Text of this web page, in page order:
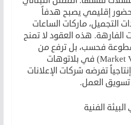
إقليمي يصبح هدفاً
التجميل، ماركات الساعات
الفارهة. هذه العقود لا تمنح
فحسب، بل ترفع من
قيمته السوقية (Market Value) في بلاتوهات
تفرضه شركات الإعلانات
العمل.